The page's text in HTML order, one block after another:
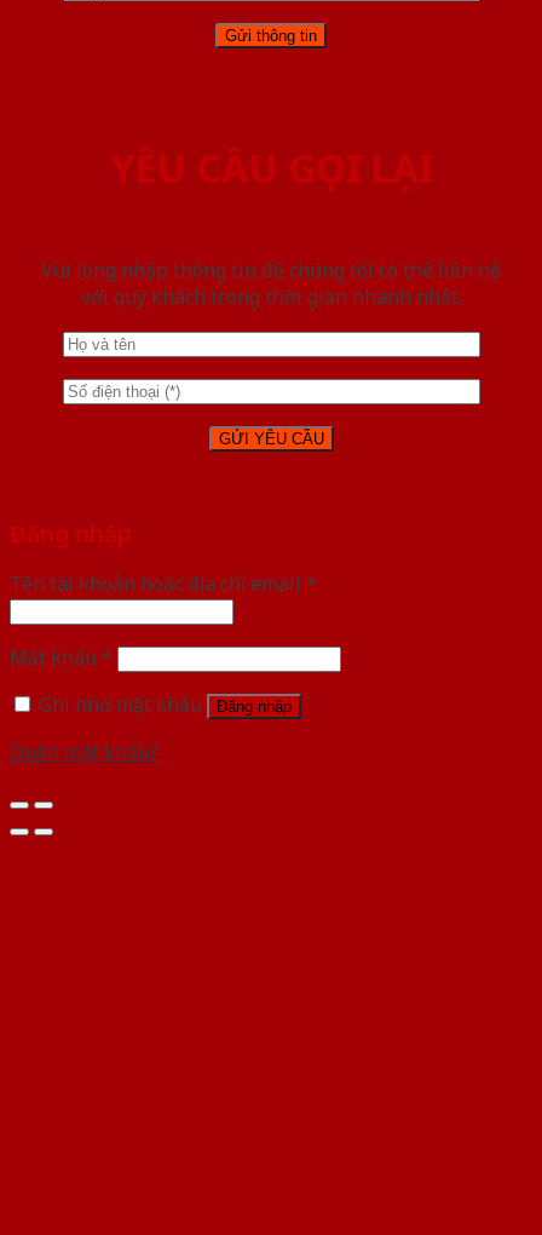
YÊU CẦU GỌI LẠI
Vui lòng nhập thông tin để chúng tôi có thể liên hệ
với quý khách trong thời gian nhanh nhất.
Đăng nhập
Tên tài khoản hoặc địa chỉ email *
Mật khẩu *
Ghi nhớ mật khẩu
Đăng nhập
Quên mật khẩu?